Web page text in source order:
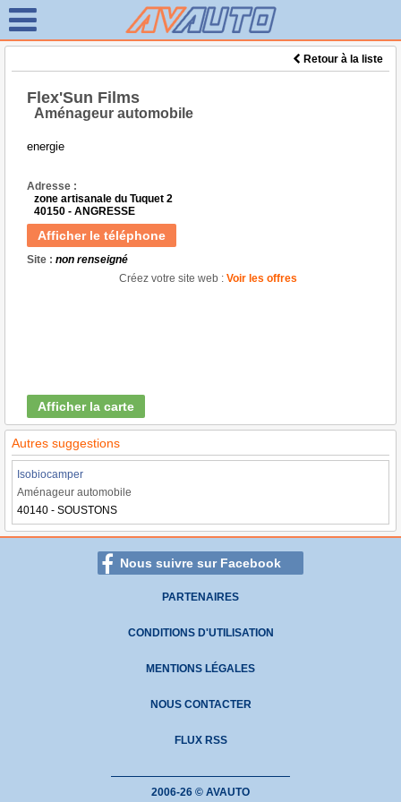
Retour à la liste
Flex'Sun Films
Aménageur automobile
energie
Adresse :
zone artisanale du Tuquet 2
40150 - ANGRESSE
Afficher le téléphone
Site : non renseigné
Créez votre site web : Voir les offres
Afficher la carte
Autres suggestions
Isobiocamper
Aménageur automobile
40140 - SOUSTONS
Nous suivre sur Facebook
PARTENAIRES
CONDITIONS D'UTILISATION
MENTIONS LÉGALES
NOUS CONTACTER
FLUX RSS
2006-26 © AVAUTO